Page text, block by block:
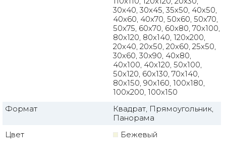
30x40, 30x45, 35x50, 40x50,
40x60, 40x70, 50x60, 50x70,
50x75, 60x70, 60x80, 70x100,
80x120, 80x140, 120x200,
20x40, 20x50, 20x60, 25x50,
30x60, 30x90, 40x80,
40x100, 40x120, 50x100,
50x120, 60x130, 70x140,
80x150, 90x160, 100x180,
100x200, 100x150
Формат
Квадрат, Прямоугольник,
Панорама
Цвет
Бежевый